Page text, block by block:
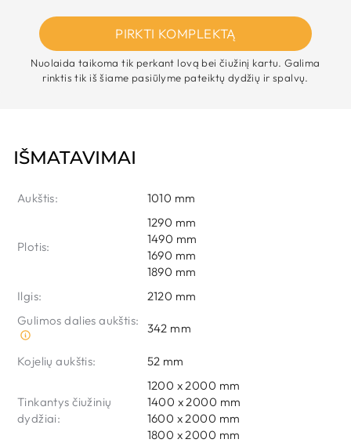
price
PIRKTI KOMPLEKTĄ
Nuolaida taikoma tik perkant lovą bei čiužinį kartu. Galima
rinktis tik iš šiame pasiūlyme pateiktų dydžių ir spalvų.
IŠMATAVIMAI
Aukštis: 1010 mm
Plotis:
1290 mm
1490 mm
1690 mm
1890 mm
Ilgis:
2120 mm
Gulimos dalies aukštis:
342 mm
Kojelių aukštis: 52 mm
Tinkantys čiužinių
dydžiai:
1200 x 2000 mm
1400 x 2000 mm
1600 x 2000 mm
1800 x 2000 mm